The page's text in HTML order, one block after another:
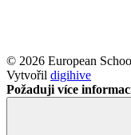
© 2026 European
Vytvořil digihive
Požaduji více